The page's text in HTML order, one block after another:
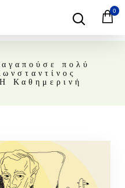
0
πολύ
Καθημερινή